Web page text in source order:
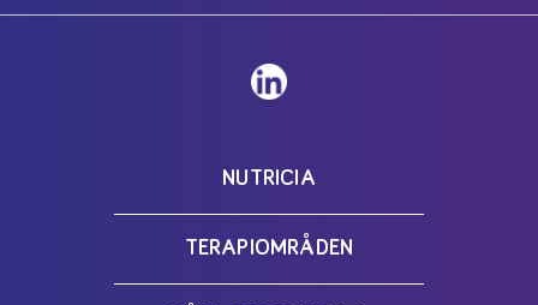
NUTRICIA
TERAPIOMRÅDEN